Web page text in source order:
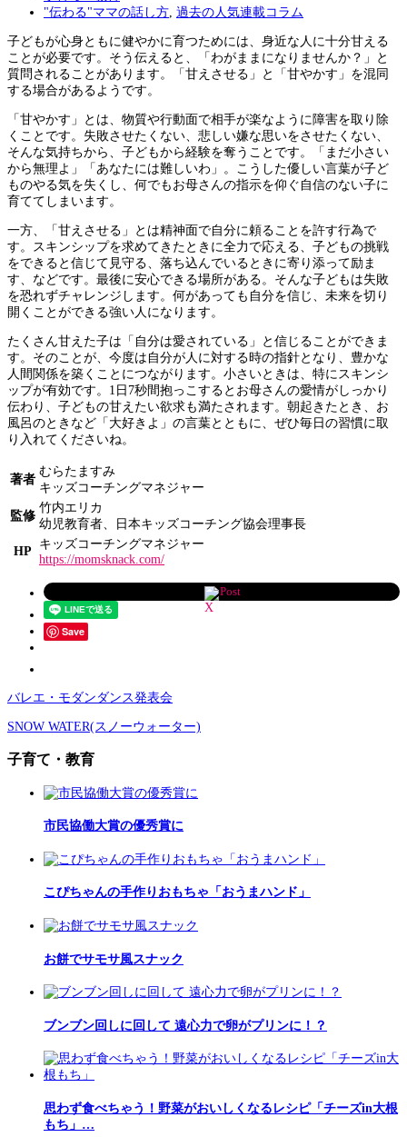
"伝わる"ママの話し方 過去の人気連載コラム
子どもが心身ともに健やかに育つためには、身近な人に十分甘える
ことが必要です。そう伝えると、「わがままになりませんか？」と
質問されることがあります。「甘えさせる」と「甘やかす」を混同
する場合があるようです。
「甘やかす」とは、物質や行動面で相手が楽なように障害を取り除
くことです。失敗させたくない、悲しい嫌な思いをさせたくない、
そんな気持ちから、子どもから経験を奪うことです。「まだ小さい
から無理よ」「あなたには難しいわ」。こうした優しい言葉が子ど
ものやる気を失くし、何でもお母さんの指示を仰ぐ自信のない子に
育ててしまいます。
一方、「甘えさせる」とは精神面で自分に頼ることを許す行為で
す。スキンシップを求めてきたときに全力で応える、子どもの挑戦
をできると信じて見守る、落ち込んでいるときに寄り添って励ま
す、などです。最後に安心できる場所がある。そんな子どもは失敗
を恐れずチャレンジします。何があっても自分を信じ、未来を切り
開くことができる強い人になります。
たくさん甘えた子は「自分は愛されている」と信じることができま
す。そのことが、今度は自分が人に対する時の指針となり、豊かな
人間関係を築くことにつながります。小さいときは、特にスキンシ
ップが有効です。1日7秒間抱っこするとお母さんの愛情がしっかり
伝わり、子どもの甘えたい欲求も満たされます。朝起きたとき、お
風呂のときなど「大好きよ」の言葉とともに、ぜひ毎日の習慣に取
り入れてくださいね。
著者
むらたますみ
キッズコーチングマネジャー
監修
竹内エリカ
幼児教育者、日本キッズコーチング協会理事長
HP
キッズコーチングマネジャー
https://momsknack.com/
Post
Save
バレエ・モダンダンス発表会
SNOW WATER(スノーウォーター)
子育て・教育
市民協働大賞の優秀賞に
こぴちゃんの手作りおもちゃ「おうまハンド」
お餅でサモサ風スナック
ブンブン回しに回して 遠心力で卵がプリンに！？
思わず食べちゃう！野菜がおいしくなるレシピ「チーズin大根
もち」…